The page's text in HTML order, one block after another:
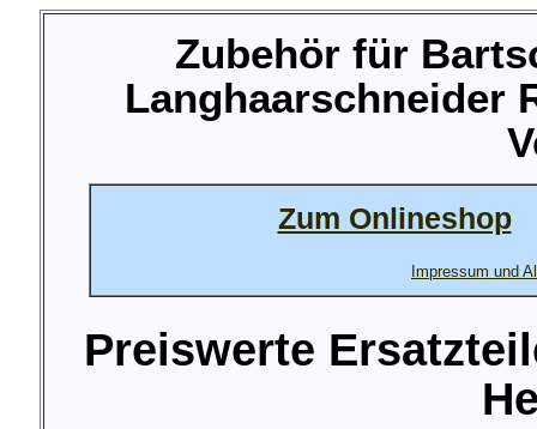
Zubehör für
Langhaarschneider
Zum Onlineshop
Impressum und
Preiswerte